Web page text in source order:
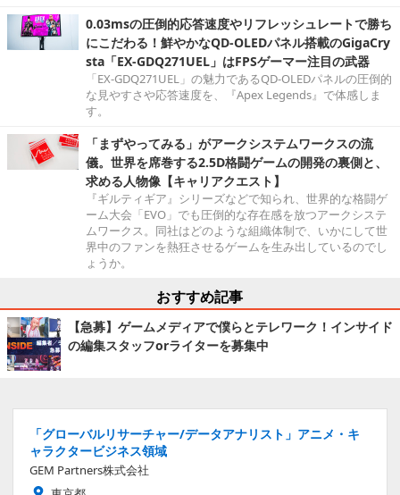
0.03msの圧倒的応答速度やリフレッシュレートで勝ち
にこだわる！鮮やかなQD-OLEDパネル搭載のGigaCry
sta「EX-GDQ271UEL」はFPSゲーマー注目の武器
「EX-GDQ271UEL」の魅力であるQD-OLEDパネルの圧倒的
な見やすさや応答速度を、『Apex Legends』で体感しま
す。
「まずやってみる」がアークシステムワークスの流
儀。世界を席巻する2.5D格闘ゲームの開発の裏側と、
求める人物像【キャリアクエスト】
『ギルティギア』シリーズなどで知られ、世界的な格闘ゲ
ーム大会「EVO」でも圧倒的な存在感を放つアークシステ
ムワークス。同社はどのような組織体制で、いかにして世
界中のファンを熱狂させるゲームを生み出しているのでし
ょうか。
おすすめ記事
【急募】ゲームメディアで僕らとテレワーク！インサイド
の編集スタッフorライターを募集中
「グローバルリサーチャー/データアナリスト」アニメ・キ
ャラクタービジネス領域
GEM Partners株式会社